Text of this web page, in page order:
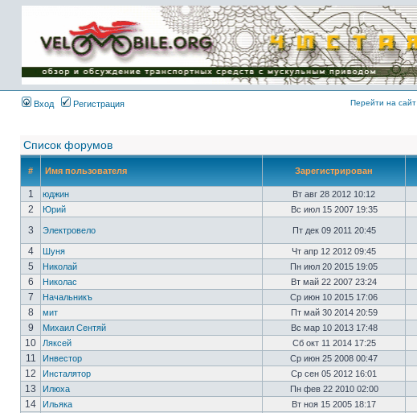
Имя пользователя:
Пароль:
{ LOG_ME_IN_SHORT
}
Вход Регистрация Перейти на сайт
Список форумов
# Имя пользователя Зарегистрирован
1 юджин Вт авг 28 2012 10:12
2
Юрий Вс июл 15 2007 19:35
3
Электровело Пт дек 09 2011 20:45
4
Шуня Чт апр 12 2012 09:45
5
Николай Пн июл 20 2015 19:05
6
Николас Вт май 22 2007 23:24
7
Начальникъ Ср июн 10 2015 17:06
8
мит Пт май 30 2014 20:59
9
Михаил Сентяй Вс мар 10 2013 17:48
10
Ляксей Сб окт 11 2014 17:25
11
Инвестор Ср июн 25 2008 00:47
12
Инсталятор Ср сен 05 2012 16:01
13
Илюха Пн фев 22 2010 02:00
14
Ильяка Вт ноя 15 2005 18:17